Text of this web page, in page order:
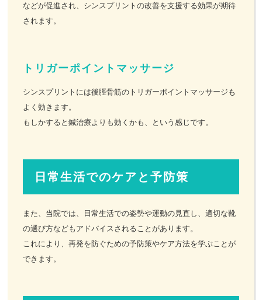
などが促進され、シンスプリントの改善を支援する効果が期待
されます。
トリガーポイントマッサージ
シンスプリントには後脛骨筋のトリガーポイントマッサージも
よく効きます。
もしかすると鍼治療よりも効くかも、という感じです。
日常生活でのケアと予防策
また、当院では、日常生活での姿勢や運動の見直し、適切な靴
の選び方などもアドバイスされることがあります。
これにより、再発を防ぐための予防策やケア方法を学ぶことが
できます。